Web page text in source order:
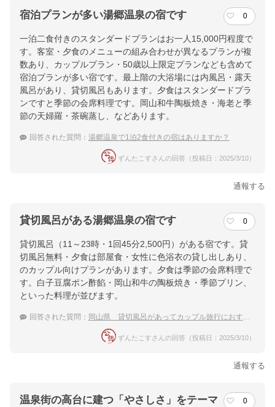
宿泊プランが多い湯郷温泉の宿です 0
一泊二食付きのスタンダードプランはお一人15,000円程度で
す。客室・夕食のメニューの組み合わせが異なるプランが複
数あり、カップルプラン・50歳以上限定プランなども含めて
宿泊プランが多い宿です。最上階の大浴場には内風呂・露天
風呂があり、貸切風呂もあります。夕食はスタンダードプラ
ンですと季節の会席料理です。岡山和牛陶板焼き・海老と季
節の天婦羅・茶碗蒸し、などあります。
回答された質問： 湯郷温泉で1泊2食付きの宿はありますか？
ずんたこすさんの回答（投稿日：2025/3/10）
通報する
貸切風呂がある湯郷温泉の宿です 0
貸切風呂（11～23時・1回45分2,500円）がある宿です。貸
切風呂無料・夕食は部屋食・女性に色浴衣の貸し出しあり、
のカップル向けプランがあります。夕食は季節の会席料理で
す。白子豆腐ポン酢餡・岡山和牛の陶板焼き・季節プリン、
といった料理が並びます。
回答された質問： 岡山県 貸切風呂があってカップル旅行におすすめの温泉宿
ずんたこすさんの回答（投稿日：2025/3/10）
通報する
温泉街の高台に建つ「やさしさ」をテーマ
0